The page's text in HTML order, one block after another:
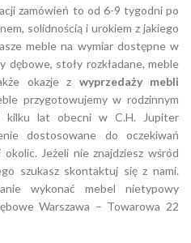
zamówień to od 6-9 tygodni po
solidnością i urokiem z jakiego
meble na wymiar dostępne w
dębowe, stoły rozkładane, meble
okazje z wyprzedaży mebli
przygotowujemy w rodzinnym
kilku lat obecni w C.H. Jupiter
dostosowane do oczekiwań
Jeżeli nie znajdziesz wśród
szukasz skontaktuj się z nami.
wykonać mebel nietypowy
Warszawa – Towarowa 22